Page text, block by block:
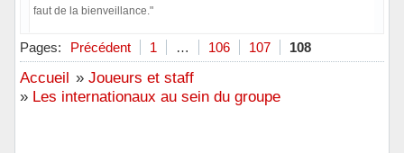
faut de la bienveillance."
Hors ligne
Pages: Précédent 1 … 106 107 108
Accueil » Joueurs et staff
» Les internationaux au sein du groupe